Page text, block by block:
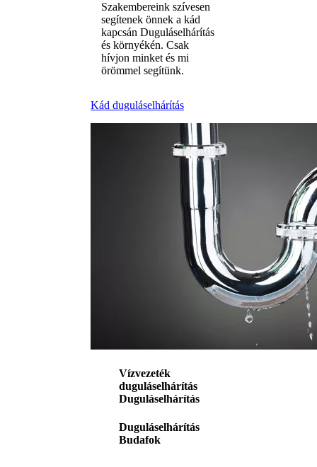
Szakembereink szívesen
segítenek önnek a kád
kapcsán Duguláselhárítás
és környékén. Csak
hívjon minket és mi
örömmel segítünk.
Kád duguláselhárítás
Vízvezeték
duguláselhárítás
Duguláselhárítás
Duguláselhárítás
Budafok